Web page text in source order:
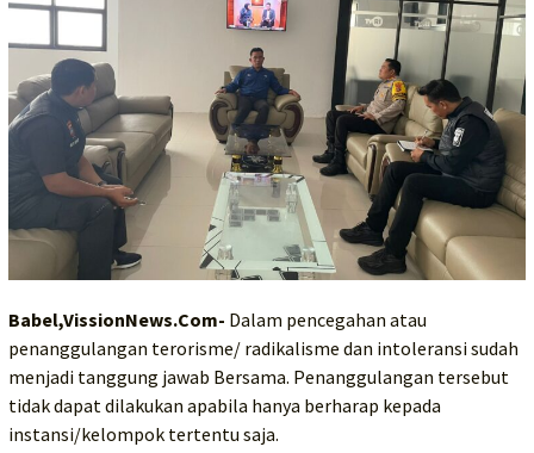
Babel,VissionNews.Com- Dalam pencegahan atau
penanggulangan terorisme/ radikalisme dan intoleransi sudah
menjadi tanggung jawab Bersama. Penanggulangan tersebut
tidak dapat dilakukan apabila hanya berharap kepada
instansi/kelompok tertentu saja.